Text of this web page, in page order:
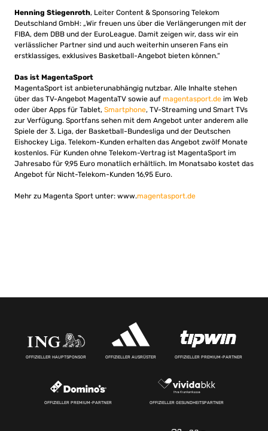
Henning Stiegenroth, Leiter Content & Sponsoring Telekom
Deutschland GmbH: „Wir freuen uns über die Verlängerungen mit der
FIBA, dem DBB und der EuroLeague. Damit zeigen wir, dass wir ein
verlässlicher Partner sind und auch weiterhin unseren Fans ein
erstklassiges, exklusives Basketball-Angebot bieten können.“
Das ist MagentaSport
MagentaSport ist anbieterunabhängig nutzbar. Alle Inhalte stehen
über das TV-Angebot MagentaTV sowie auf magentasport.de im Web
oder über Apps für Tablet, Smartphone, TV-Streaming und Smart TVs
zur Verfügung. Sportfans sehen mit dem Angebot unter anderem alle
Spiele der 3. Liga, der Basketball-Bundesliga und der Deutschen
Eishockey Liga. Telekom-Kunden erhalten das Angebot zwölf Monate
kostenlos. Für Kunden ohne Telekom-Vertrag ist MagentaSport im
Jahresabo für 9,95 Euro monatlich erhältlich. Im Monatsabo kostet das
Angebot für Nicht-Telekom-Kunden 16,95 Euro.
Mehr zu Magenta Sport unter: www.magentasport.de
OFFIZIELLER HAUPTSPONSOR OFFIZIELLER AUSRÜSTER OFFIZIELLER PREMIUM-PARTNER
OFFIZIELLER PREMIUM-PARTNER OFFIZIELLER GESUNDHEITSPARTNER